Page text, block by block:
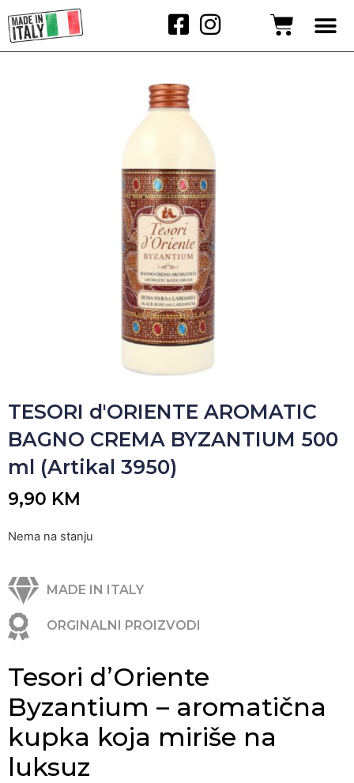
TESORI d'ORIENTE AROMATIC
BAGNO CREMA BYZANTIUM 500
ml (Artikal 3950)
9,90 KM
Nema na stanju
MADE IN ITALY
ORGINALNI PROIZVODI
Tesori d’Oriente
Byzantium – aromatična
kupka koja miriše na
luksuz